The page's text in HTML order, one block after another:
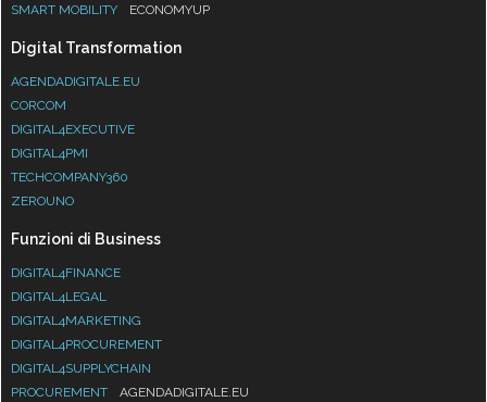
SMART MOBILITY
ECONOMYUP
Digital Transformation
AGENDADIGITALE.EU
CORCOM
DIGITAL4EXECUTIVE
DIGITAL4PMI
TECHCOMPANY360
ZEROUNO
Funzioni di Business
DIGITAL4FINANCE
DIGITAL4LEGAL
DIGITAL4MARKETING
DIGITAL4PROCUREMENT
DIGITAL4SUPPLYCHAIN
PROCUREMENT
AGENDADIGITALE.EU